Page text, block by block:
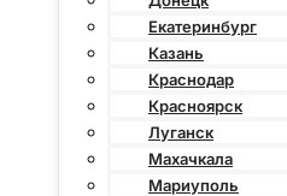
Екатеринбург
Казань
Краснодар
Красноярск
Луганск
Махачкала
Мариуполь